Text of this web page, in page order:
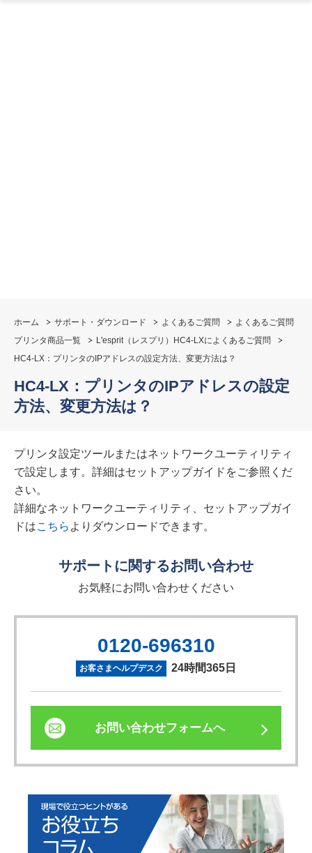
ホーム サポート・ダウンロード よくあるご質問
よくあるご質問
プリンタ商品一覧
L'esprit（レスプリ）HC4-LXによくあるご質問
HC4-LX：プリンタのIPアドレスの設定方法、変更方法は？
HC4-LX：プリンタのIPアドレスの設定
方法、変更方法は？
プリンタ設定ツールまたはネットワークユーティリティ
で設定します。詳細はセットアップガイドをご参照くだ
さい。
詳細なネットワークユーティリティ、セットアップガイ
ドはこちら よりダウンロードできます。
サポートに関するお問い合わせ
お気軽にお問い合わせください
0120-696310
お客さまヘルプデスク 24時間365日
お問い合わせフォームへ